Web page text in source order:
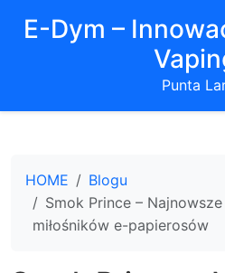
E-Dym –
Punta
HOME
Blogu
Smok Prince –
miłośników e-papierosów